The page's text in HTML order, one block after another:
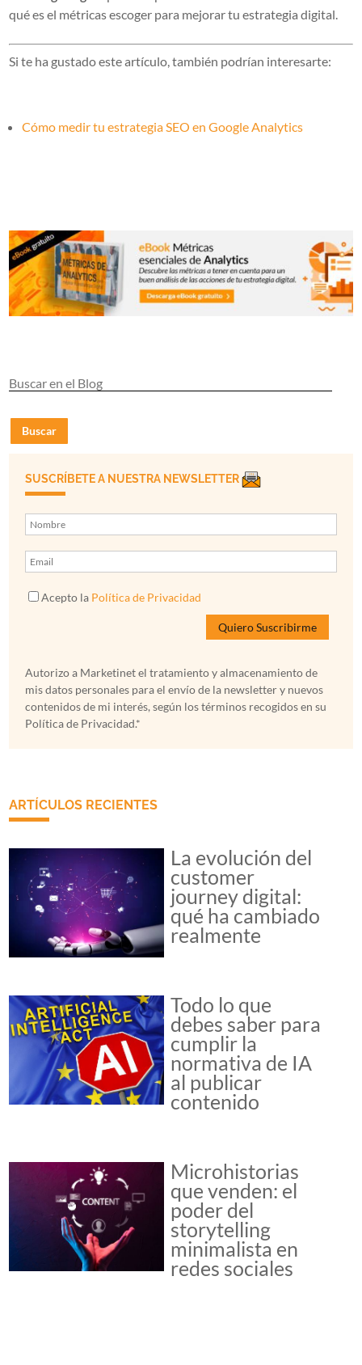
qué es el métricas escoger para mejorar tu estrategia digital.
Si te ha gustado este artículo, también podrían interesarte:
Cómo medir tu estrategia SEO en Google Analytics
Buscar
SUSCRÍBETE A NUESTRA NEWSLETTER
Acepto la Política de Privacidad
Autorizo a Marketinet el tratamiento y almacenamiento de
mis datos personales para el envío de la newsletter y nuevos
contenidos de mi interés, según los términos recogidos en su
Política de Privacidad.*
ARTÍCULOS RECIENTES
La evolución del
customer
journey digital:
qué ha cambiado
realmente
Todo lo que
debes saber para
cumplir la
normativa de IA
al publicar
contenido
Microhistorias
que venden: el
poder del
storytelling
minimalista en
redes sociales